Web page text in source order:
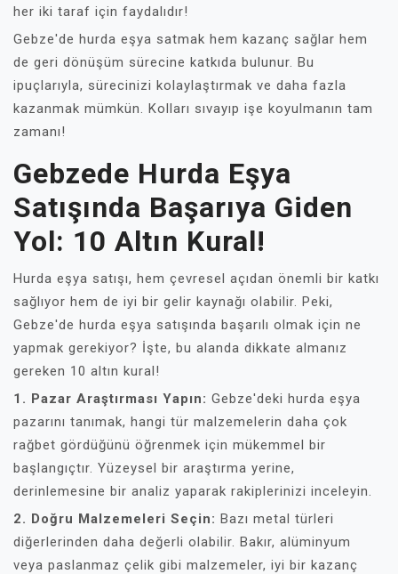
her iki taraf için faydalıdır!
Gebze'de hurda eşya satmak hem kazanç sağlar hem
de geri dönüşüm sürecine katkıda bulunur. Bu
ipuçlarıyla, sürecinizi kolaylaştırmak ve daha fazla
kazanmak mümkün. Kolları sıvayıp işe koyulmanın tam
zamanı!
Gebzede Hurda Eşya
Satışında Başarıya Giden
Yol: 10 Altın Kural!
Hurda eşya satışı, hem çevresel açıdan önemli bir katkı
sağlıyor hem de iyi bir gelir kaynağı olabilir. Peki,
Gebze'de hurda eşya satışında başarılı olmak için ne
yapmak gerekiyor? İşte, bu alanda dikkate almanız
gereken 10 altın kural!
1. Pazar Araştırması Yapın: Gebze'deki hurda eşya
pazarını tanımak, hangi tür malzemelerin daha çok
rağbet gördüğünü öğrenmek için mükemmel bir
başlangıçtır. Yüzeysel bir araştırma yerine,
derinlemesine bir analiz yaparak rakiplerinizi inceleyin.
2. Doğru Malzemeleri Seçin: Bazı metal türleri
diğerlerinden daha değerli olabilir. Bakır, alüminyum
veya paslanmaz çelik gibi malzemeler, iyi bir kazanç